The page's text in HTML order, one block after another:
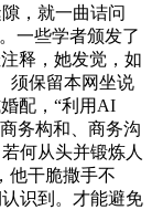
，就一曲诘问
一些学者颁发了
释，她发觉，如
须保留本网坐说
配，“利用AI
务构和、商务沟
何从头并锻炼人
他干脆撒手不
识到。才能避免